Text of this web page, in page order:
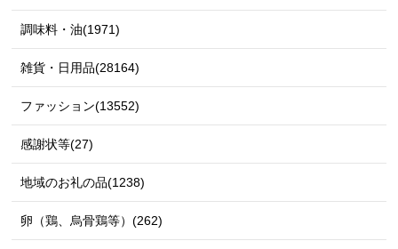
調味料・油(1971)
雑貨・日用品(28164)
ファッション(13552)
感謝状等(27)
地域のお礼の品(1238)
卵（鶏、烏骨鶏等）(262)